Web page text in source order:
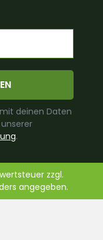
deinen Daten
.
zzgl.
angegeben.